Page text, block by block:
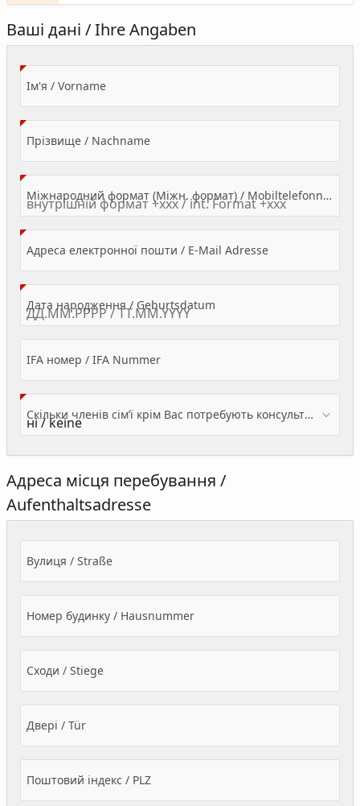
Ваші дані / Ihre Angaben
Ім'я / Vorname(Value Required)
Прізвище / Nachname(Value Required)
Міжнародний формат (Міжн. формат) / Mobiltelefonnummer
Адреса електронної пошти / E-Mail Adresse(Value Required)
Дата народження / Geburtsdatum
IFA номер / IFA Nummer
Скільки членів сім’ї крім Вас потребують консультації? / Wieviele Familienmitglieder brauchen Beratung - zusätzlich zu Ihnen?
Адреса місця перебування /
Aufenthaltsadresse
Вулиця / Straße
Номер будинку / Hausnummer
Сходи / Stiege
Двері / Tür
Поштовий індекс / PLZ